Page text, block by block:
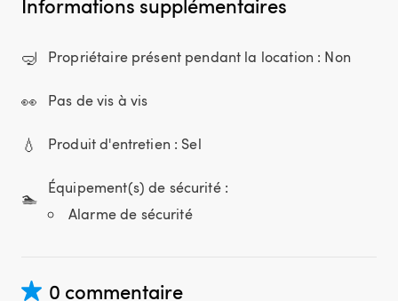
🤿 Propriétaire présent pendant la location : Non
👀 Pas de vis à vis
💧 Produit d'entretien : Sel
🏊 Équipement(s) de sécurité :
Alarme de sécurité
0 commentaire